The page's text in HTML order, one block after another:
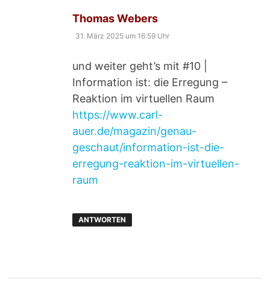
Thomas Webers
31. März 2025 um 16:59 Uhr
und weiter geht’s mit #10 |
Information ist: die Erregung –
Reaktion im virtuellen Raum
https://www.carl-
auer.de/magazin/genau-
geschaut/information-ist-die-
erregung-reaktion-im-virtuellen-
raum
ANTWORTEN